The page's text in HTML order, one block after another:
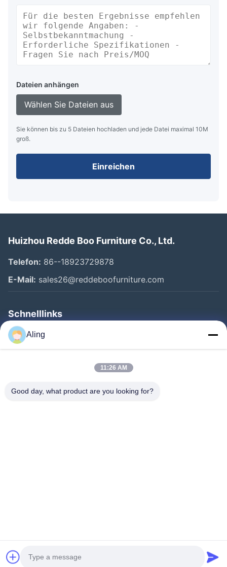
Dateien anhängen
Wählen Sie Dateien aus
Sie können bis zu 5 Dateien hochladen und jede Datei maximal 10M
groß.
Einreichen
Huizhou Redde Boo Furniture Co., Ltd.
Telefon: 86--18923729878
E-Mail: sales26@reddeboofurniture.com
Schnelllinks
Startseite
Produkte
Über Uns
©2025- Huizhou Redde Boo Furniture Co., Ltd.. . Alle Rechte vorbehalten.
Aling
11:26 AM
Good day, what product are you looking for?